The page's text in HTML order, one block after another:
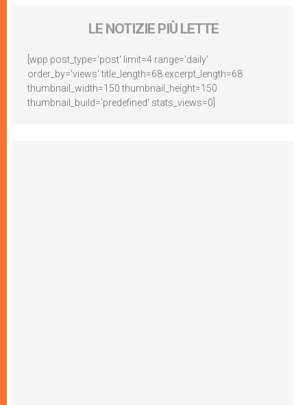
LE NOTIZIE PIÙ LETTE
[wpp post_type='post' limit=4 range='daily'
order_by='views' title_length=68 excerpt_length=68
thumbnail_width=150 thumbnail_height=150
thumbnail_build='predefined' stats_views=0]